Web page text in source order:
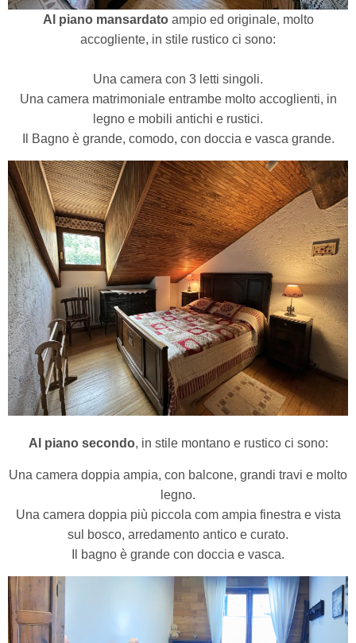
Al piano mansardatoampio ed originale, molto
accogliente, in stile rustico ci sono:
Una camera con 3 letti singoli.
Una camera matrimoniale entrambe molto accoglienti, in
legno e mobili antichi e rustici.
Il Bagno è grande, comodo, con doccia e vasca grande.
Al piano secondo, in stile montano e rustico ci sono:
Una camera doppia ampia, con balcone, grandi travi e molto
legno.
Una camera doppia più piccola com ampia finestra e vista
sul bosco, arredamento antico e curato.
Il bagno è grande con doccia e vasca.